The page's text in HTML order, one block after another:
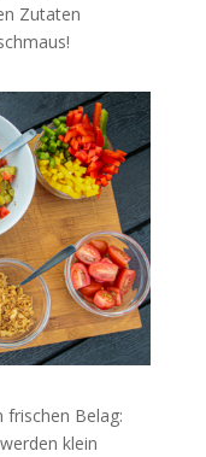
Zutaten
frischen Belag:
klein